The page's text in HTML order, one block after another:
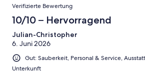
Verifizierte Bewertung
10/10 – Hervorragend
Julian-Christopher
6. Juni 2026
Gut: Sauberkeit, Personal & Service,
Unterkunft